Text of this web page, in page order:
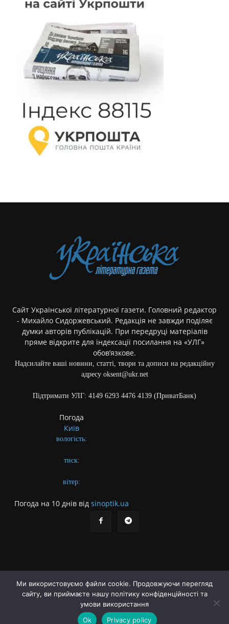
Сайт Української літературної газети. Головний редактор
- Михайло Сидоржевський. Редакція не завжди поділяє
думки авторів публікацій. При передруці матеріалів
пряме відкрите для індексації посилання на «УЛГ»
обов’язкове.
Надсилайте ваші новини, статті, твори та дописи на редакційну
адресу oksent@ukr.net
Підтримати УЛГ: 4149 6293 4476 4139 (ПриватБанк)
Погода
Київ
вологість:
тиск:
вітер:
Погода на 10 днів від sinoptik.ua
Про газету
Правила користування сайтом
Політика конфіденційності
Ми використовуємо файли cookie. Продовжуючи перегляд
сайту, ви приймаєте нашу політику конфіденційності та
умови використання
Ok
Privacy policy